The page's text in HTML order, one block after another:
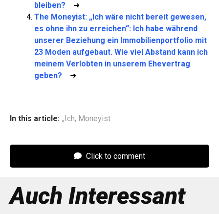
bleiben? ➜
The Moneyist: „Ich wäre nicht bereit gewesen,
es ohne ihn zu erreichen“: Ich habe während
unserer Beziehung ein Immobilienportfolio mit
23 Moden aufgebaut. Wie viel Abstand kann ich
meinem Verlobten in unserem Ehevertrag
geben? ➜
In this article: „Ich, Moneyist
Click to comment
Auch Interessant